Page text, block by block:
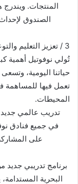
المنتجات. ويندرج
الصندوق
3 / تعزيز التعليم والتوعية حول المحيطات
تُولي نوفوتيل أهمية
حياتنا اليومية،
تعمل فيها للمساهمة
المحيطات.
على
البحرية